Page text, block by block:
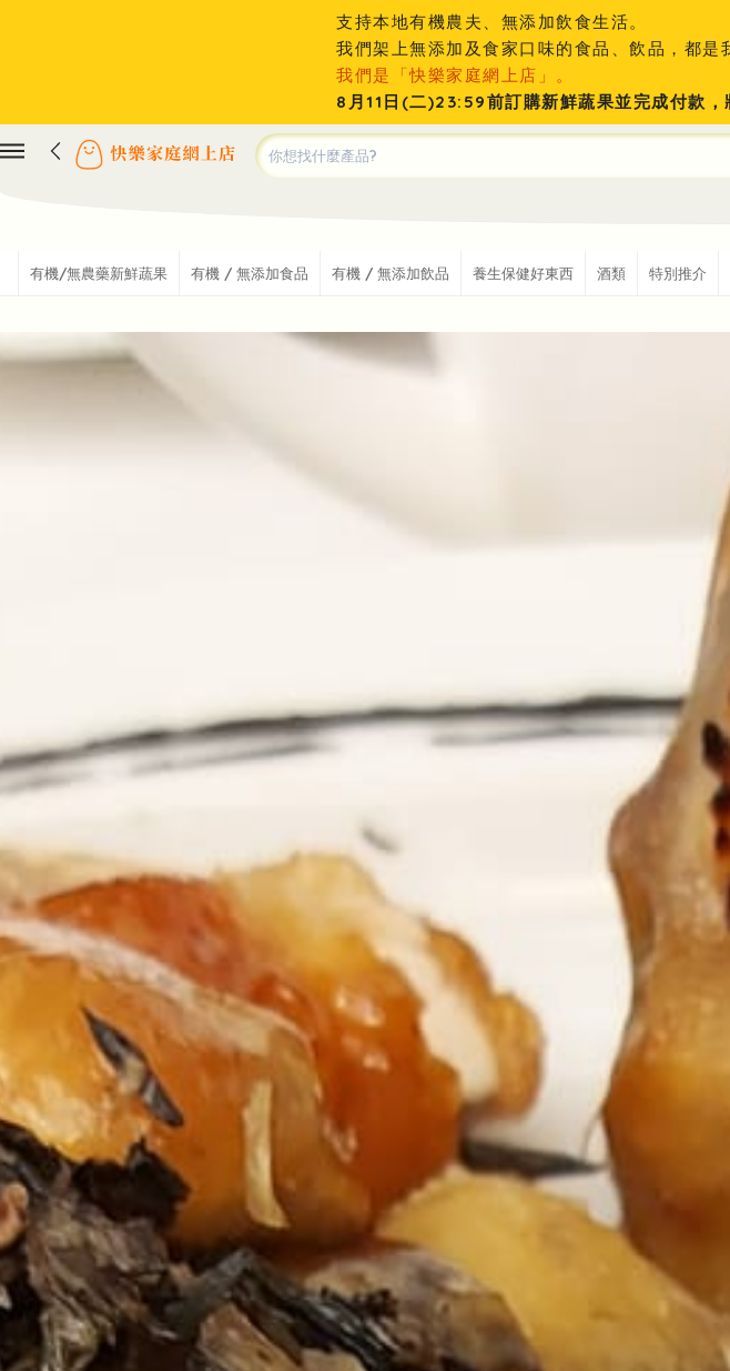
支持本地有機農夫、無添加飲食生活。
我們架上無添加及食家口味的食品、飲品，都是
我們是「快樂家庭網上店」。
8月11日(二)23:59前訂購新鮮蔬果並完成付款
有機/無農藥新鮮蔬果 有機 / 無添加食品 有機 / 無添加飲品 養生保健好東西 酒類 特別推介